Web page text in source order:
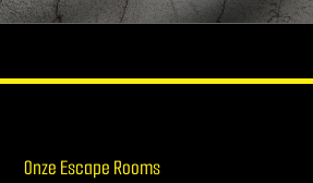
Onze Escape Rooms